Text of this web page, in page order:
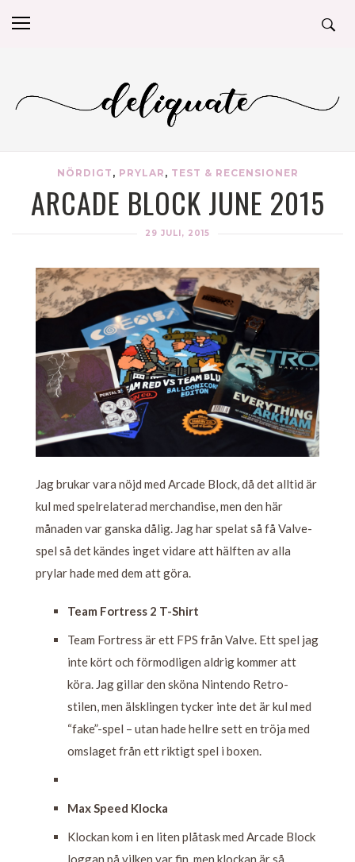
NÖRDIGT , PRYLAR , TEST & RECENSIONER
ARCADE BLOCK JUNE 2015
29 JULI, 2015
Jag brukar vara nöjd med Arcade Block, då det alltid är
kul med spelrelaterad merchandise, men den här
månaden var ganska dålig. Jag har spelat så få Valve-
spel så det kändes inget vidare att hälften av alla
prylar hade med dem att göra.
Team Fortress 2 T-Shirt
Team Fortress är ett FPS från Valve. Ett spel jag
inte kört och förmodligen aldrig kommer att
köra. Jag gillar den sköna Nintendo Retro-
stilen, men älsklingen tycker inte det är kul med
“fake”-spel – utan hade hellre sett en tröja med
omslaget från ett riktigt spel i boxen.
Max Speed Klocka
Klockan kom i en liten plåtask med Arcade Block